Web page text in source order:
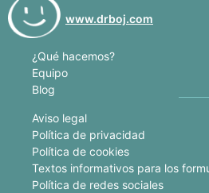
www.drboj.com
¿Qué hacemos?
Equipo
Blog
Aviso legal
Política de privacidad
Política de cookies
Textos informativos para los
Política de redes sociales